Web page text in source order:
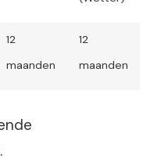
12
maanden
12
maanden